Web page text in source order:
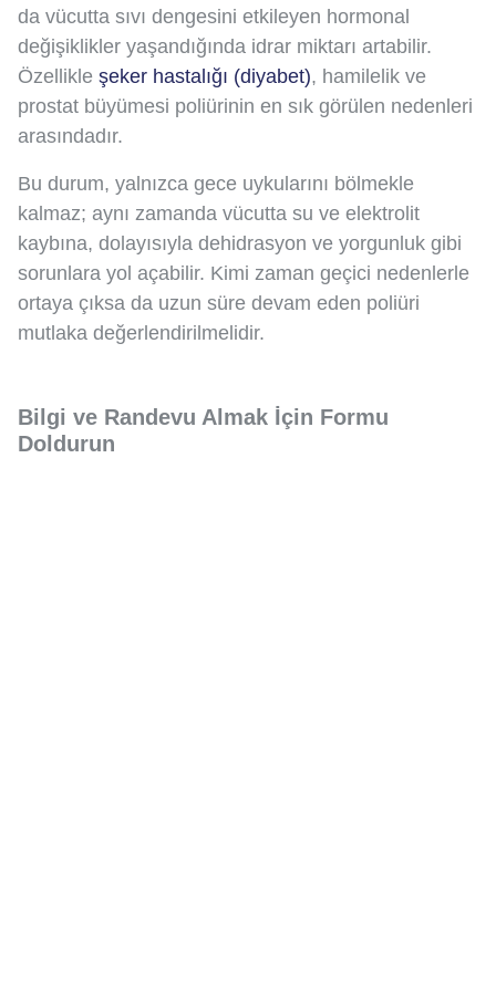
da vücutta sıvı dengesini etkileyen hormonal
değişiklikler yaşandığında idrar miktarı artabilir.
Özellikle şeker hastalığı (diyabet), hamilelik ve
prostat büyümesi poliürinin en sık görülen nedenleri
arasındadır.
Bu durum, yalnızca gece uykularını bölmekle
kalmaz; aynı zamanda vücutta su ve elektrolit
kaybına, dolayısıyla dehidrasyon ve yorgunluk gibi
sorunlara yol açabilir. Kimi zaman geçici nedenlerle
ortaya çıksa da uzun süre devam eden poliüri
mutlaka değerlendirilmelidir.
Bilgi ve Randevu Almak İçin Formu
Doldurun